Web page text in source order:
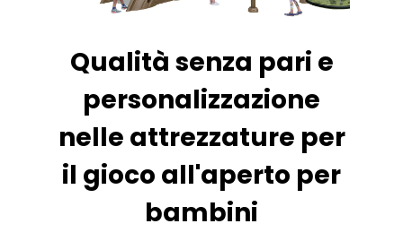
Qualità senza pari e
personalizzazione
nelle attrezzature per
il gioco all'aperto per
bambini